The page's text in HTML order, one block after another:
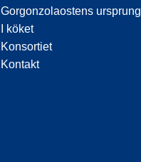
Gorgonzolaostens ursprung
I köket
Konsortiet
Kontakt